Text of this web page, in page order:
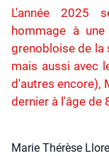
L'année 2025
hommage à
grenobloise de la
mais aussi avec
d'autres encore),
dernier à l'âge de
Marie Thé­rèse